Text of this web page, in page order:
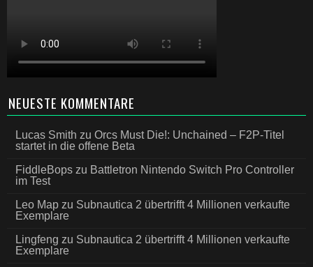
NEUESTE KOMMENTARE
Lucas Smith zu Orcs Must Die!: Unchained – F2P-Titel
startet in die offene Beta
FiddleBops zu Battletron Nintendo Switch Pro Controller
im Test
Leo Map zu Subnautica 2 übertrifft 4 Millionen verkaufte
Exemplare
Lingfeng zu Subnautica 2 übertrifft 4 Millionen verkaufte
Exemplare